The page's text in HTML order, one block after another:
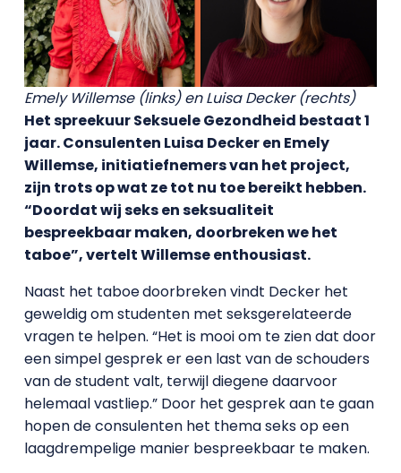
Emely Willemse (links) en Luisa Decker (rechts)
Het spreekuur Seksuele Gezondheid bestaat 1
jaar. Consulenten Luisa Decker en Emely
Willemse, initiatiefnemers van het project,
zijn trots op wat ze tot nu toe bereikt hebben.
“Doordat wij seks en seksualiteit
bespreekbaar maken, doorbreken we het
taboe”, vertelt Willemse enthousiast.
Naast het taboedoorbreken vindt Decker het
geweldig om studenten met seksgerelateerde
vragen te helpen. “Het is mooi om te zien dat door
een simpel gesprek er een last van de schouders
van de student valt, terwijl diegene daarvoor
helemaal vastliep.” Door het gesprek aan te gaan
hopen de consulenten het thema seks op een
laagdrempelige manier bespreekbaar te maken.